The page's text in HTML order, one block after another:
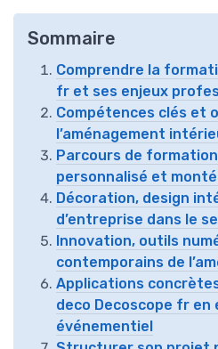
Sommaire
Comprendre la
fr et ses enjeux
Compétences clés et
l’aménagement
Parcours de
personnalisé et
Décoration, design
d’entreprise dans le
Innovation, outils
contemporains de
Applications
deco Decoscope fr
événementiel